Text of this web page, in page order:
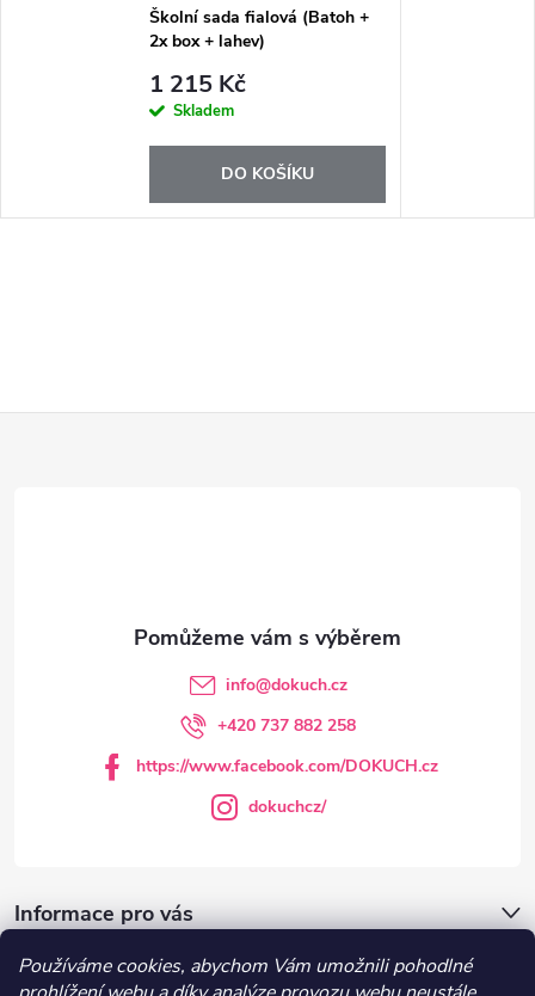
Používáme cookies, abychom Vám umožnili pohodlné
Školní sada fialová (Batoh +
2x box + lahev)
1 215 Kč
Skladem
DO KOŠÍKU
Informace pro vás
DOKUCH.cz
info@dokuch.cz
+420 737 882 258
https://www.facebook.com/DOKUCH.cz
dokuchcz/